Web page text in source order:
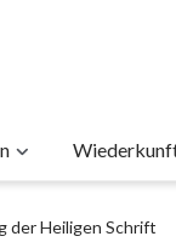
der Heiligen Schrift